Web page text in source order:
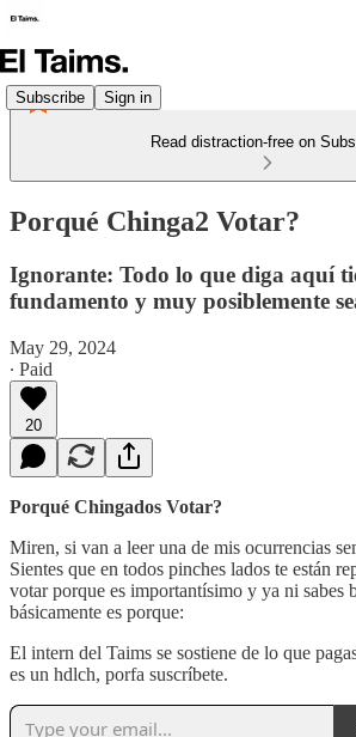
Subscribe Sign in
Read distraction-free on
Porqué Chinga2 Votar?
Ignorante: Todo lo que diga aquí
fundamento y muy posiblemente
May 29, 2024
∙ Paid
20
Porqué Chingados Votar?
Miren, si van a leer una de mis ocurrencias
Sientes que en todos pinches lados te están
votar porque es importantísimo y ya ni sabes
básicamente es porque:
El intern del Taims se sostiene de lo que
es un hdlch, porfa suscríbete.